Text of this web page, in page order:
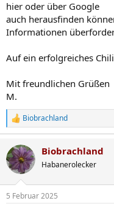
hier oder über Google
auch herausfinden
Informationen
Auf ein erfolgreiches
Mit freundlichen Grüßen
M.
R
e
k
t
i
e
Biobrachland
Biobrachland
Habanerolecker
5 Februar 2025